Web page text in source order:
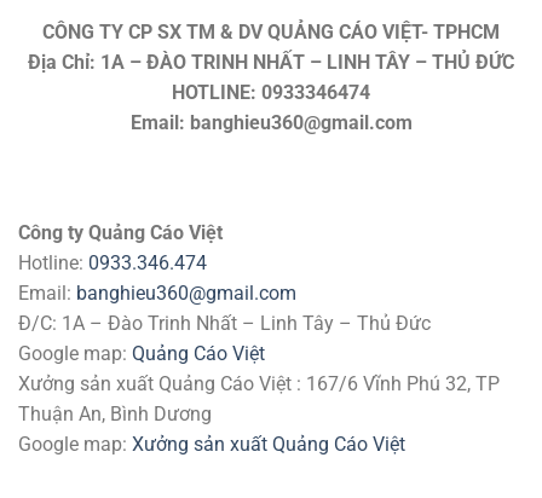
CÔNG TY CP SX TM & DV QUẢNG CÁO VIỆT- TPHCM
Địa Chỉ: 1A – ĐÀO TRINH NHẤT – LINH TÂY – THỦ ĐỨC
HOTLINE: 0933346474
Email: banghieu360@gmail.com
Công ty Quảng Cáo Việt
Hotline: 0933.346.474
Email: banghieu360@gmail.com
Đ/C: 1A – Đào Trinh Nhất – Linh Tây – Thủ Đức
Google map: Quảng Cáo Việt
Xưởng sản xuất Quảng Cáo Việt : 167/6 Vĩnh Phú 32, TP
Thuận An, Bình Dương
Google map: Xưởng sản xuất Quảng Cáo Việt